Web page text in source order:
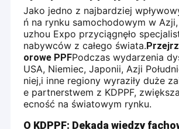
Jako jedno z najbardziej
ń na rynku samochodowym w
uzhou Expo przyciągnęło
nabywców z całego świata.
orowe PPFPodczas wydarzenia
USA, Niemiec, Japonii, Azji
niej,i inne regiony wyraziły duże
e partnerstwem z KDPPF,
ecność na światowym rynku.
O KDPPF: Dekada wiedzy